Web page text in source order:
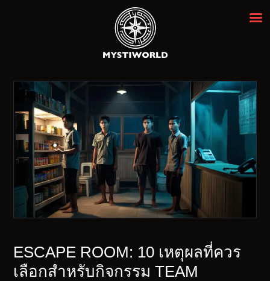
MYSTIWORLD เอสเคป รูม กรุงเทพฯ
ห้องหลบหนีที่ดีที่สุดในกรุงเทพ ★★★★★
ENGLISH
ESCAPE ROOM: 10 เหตุผลที่ควร
เลือกสำหรับกิจกรรม TEAM